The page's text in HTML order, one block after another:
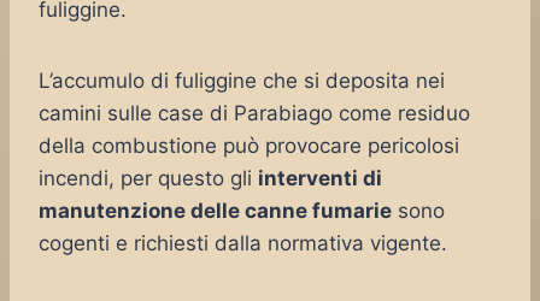
fuliggine.
L’accumulo di fuliggine che si deposita nei
camini sulle case di Parabiago come residuo
della combustione può provocare pericolosi
incendi, per questo gli interventi di
manutenzione delle canne fumarie sono
cogenti e richiesti dalla normativa vigente.